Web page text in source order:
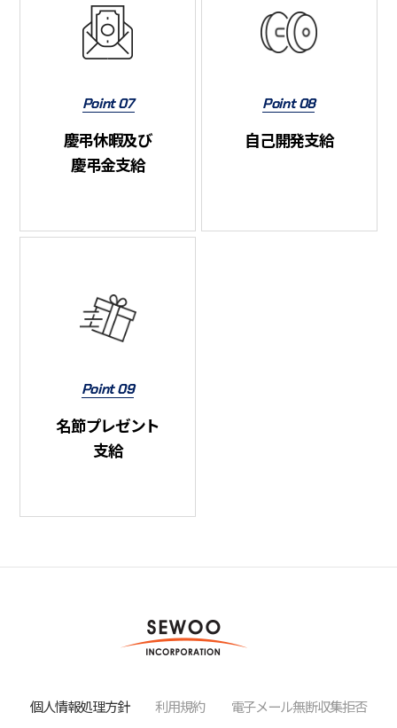
Point 07
慶弔休暇及び
慶弔金支給
Point 08
自己開発支給
Point 09
名節プレゼント
支給
個人情報処理方針 利用規約 電子メール無断収集拒否